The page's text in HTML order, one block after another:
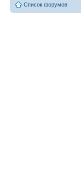
Список форумов